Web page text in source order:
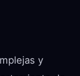
y